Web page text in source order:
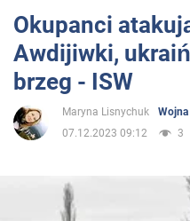
Sport
Rozrywka
Życie
Polityka
Okupanci
Awdijiwki,
brzeg - ISW
Maryna Lisnychuk
Wojna
07.12.2023 09:12
3